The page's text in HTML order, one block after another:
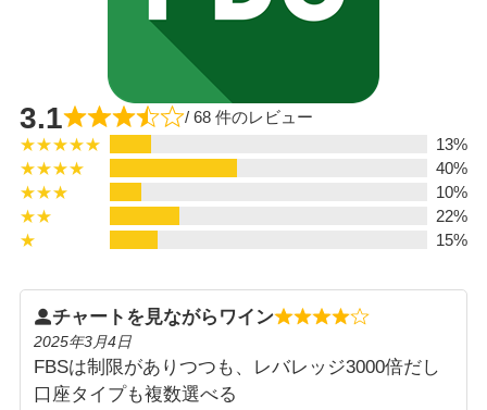
3.1
/ 68 件のレビュー
★★★★★
13%
★★★★
40%
★★★
10%
★★
22%
★
15%
2025年3月4日
FBSは制限がありつつも、レバレッジ3000倍だし
口座タイプも複数選べる
チャートを見ながらワイン